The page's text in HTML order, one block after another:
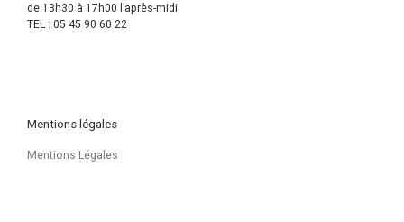
de 13h30 à 17h00 l’après-midi
TEL : 05 45 90 60 22
Mentions légales
Mentions Légales